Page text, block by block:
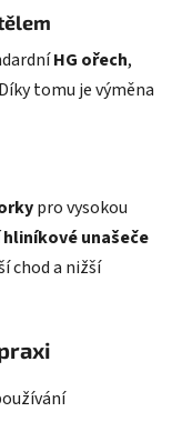
HG ořech,
tomu je výměna
pro vysokou
unašeče
chod a nižší